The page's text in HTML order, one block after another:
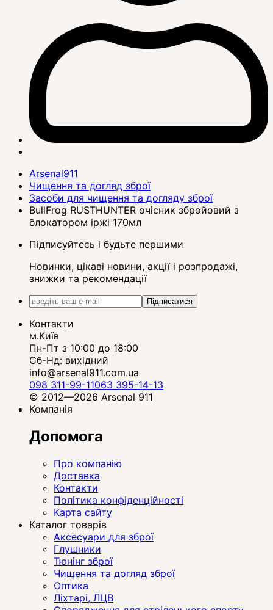
Arsenal911
Чищення та догляд зброї
Засоби для чищення та догляду зброї
BullFrog RUSTHUNTER очісник збройовий з
блокатором іржі 170мл
Підписуйтесь і будьте першими
Новинки, цікаві новини, акції і розпродажі,
знижки та рекомендації
Підписатися
Контакти
м.Київ
Пн-Пт з 10:00 до 18:00
Сб-Нд: вихідний
info@arsenal911.com.ua
098 311-99-11063 395-14-13
© 2012—2026 Arsenal 911
Компанія
Допомога
Про компанію
Доставка
Контакти
Політика конфіденційності
Карта сайту
Каталог товарів
Аксесуари для зброї
Глушники
Тюнінг зброї
Чищення та догляд зброї
Оптика
Ліхтарі, ЛЦВ